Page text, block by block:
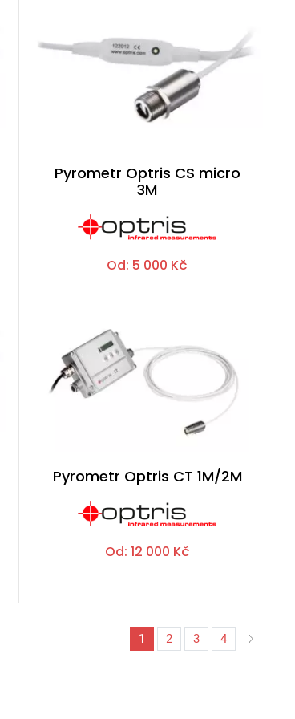
Pyrometr Optris CS micro
3M
Od: 5 000 Kč
Pyrometr Optris CT 1M/2M
Od: 12 000 Kč
1 2 3 4